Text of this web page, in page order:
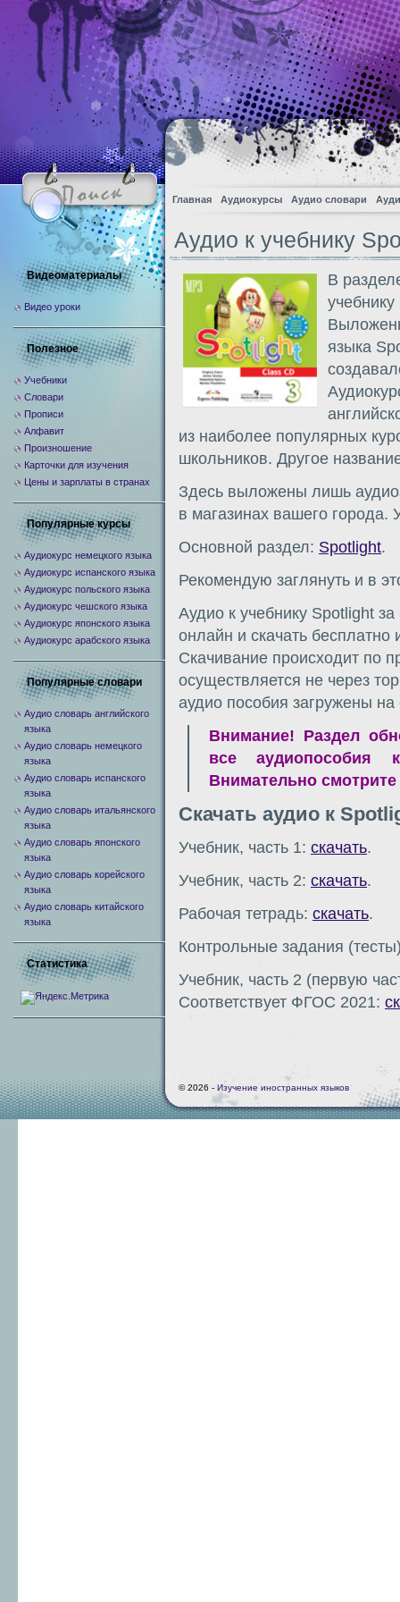
Главная Аудиокурсы Аудио словари
Аудио к учебнику
В
языка
из наиболее популярных
школьников. Другое
Здесь выложены лишь
в магазинах вашего города.
Основной раздел: Spotlight.
Рекомендую заглянуть и в
Аудио к учебнику Spotlight
онлайн и скачать
Скачивание происходит по
осуществляется не через
аудио пособия загружены
Внимание! Раздел
все аудиопособия
Внимательно
Скачать аудио к
Учебник, часть 1: скачать.
Учебник, часть 2: скачать.
Рабочая тетрадь: скачать.
Контрольные задания
Учебник, часть 2 (первую
Соответствует ФГОС 2021:
Видеоматериалы
Видео уроки
Полезное
Учебники
Словари
Прописи
Алфавит
Произношение
Карточки для изучения
Цены и зарплаты в странах
Популярные курсы
Аудиокурс немецкого языка
Аудиокурс испанского языка
Аудиокурс польского языка
Аудиокурс чешского языка
Аудиокурс японского языка
Аудиокурс арабского языка
Популярные словари
Аудио словарь английского
языка
Аудио словарь немецкого
языка
Аудио словарь испанского
языка
Аудио словарь итальянского
языка
Аудио словарь японского
языка
Аудио словарь корейского
языка
Аудио словарь китайского
языка
Статистика
© 2026 - Изучение иностранных языков